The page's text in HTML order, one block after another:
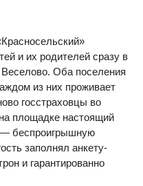
и их родителей сразу в
Оба поселения
из них проживает
госстраховцы во
площадке настоящий
— беспроигрышную
заполнял анкету-
и гарантированно